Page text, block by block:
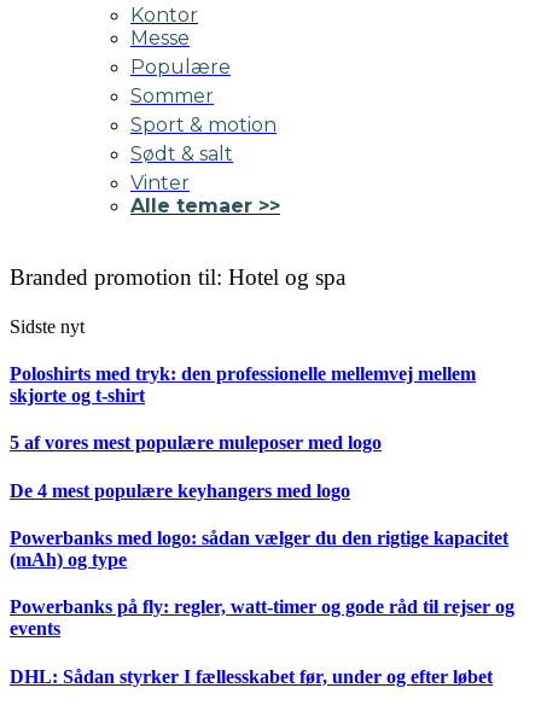
Kontor
Messe
Populære
Sommer
Sport & motion
Sødt & salt
Vinter
Alle temaer >>
Branded promotion til: Hotel og spa
Sidste nyt
Poloshirts med tryk: den professionelle mellemvej mellem
skjorte og t-shirt
5 af vores mest populære muleposer med logo
De 4 mest populære keyhangers med logo
Powerbanks med logo: sådan vælger du den rigtige kapacitet
(mAh) og type
Powerbanks på fly: regler, watt-timer og gode råd til rejser og
events
DHL: Sådan styrker I fællesskabet før, under og efter løbet